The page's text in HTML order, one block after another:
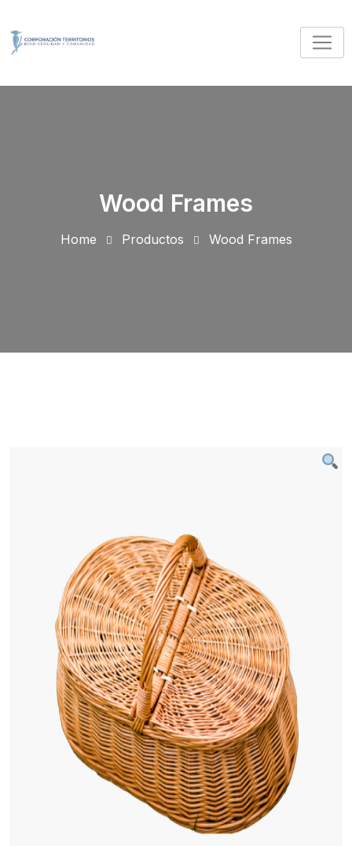
to
content
Wood Frames
Home Productos Wood Frames